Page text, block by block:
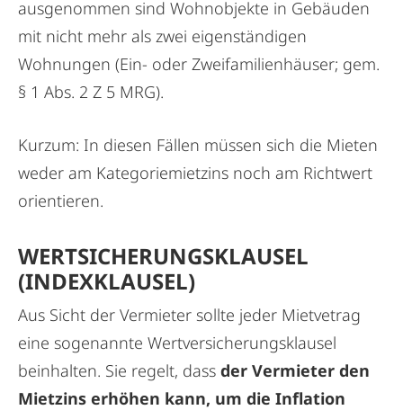
ausgenommen sind Wohnobjekte in Gebäuden
mit nicht mehr als zwei eigenständigen
Wohnungen (Ein- oder Zweifamilienhäuser; gem.
§ 1 Abs. 2 Z 5 MRG).
Kurzum: In diesen Fällen müssen sich die Mieten
weder am Kategoriemietzins noch am Richtwert
orientieren.
WERTSICHERUNGSKLAUSEL
(INDEXKLAUSEL)
Aus Sicht der Vermieter sollte jeder Mietvetrag
eine sogenannte Wertversicherungsklausel
beinhalten. Sie regelt, dass der Vermieter den
Mietzins erhöhen kann, um die Inflation